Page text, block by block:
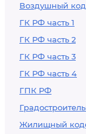
Воздушный
ГК РФ часть 1
ГК РФ часть 2
ГК РФ часть 3
ГК РФ часть 4
ГПК РФ
Жилищный